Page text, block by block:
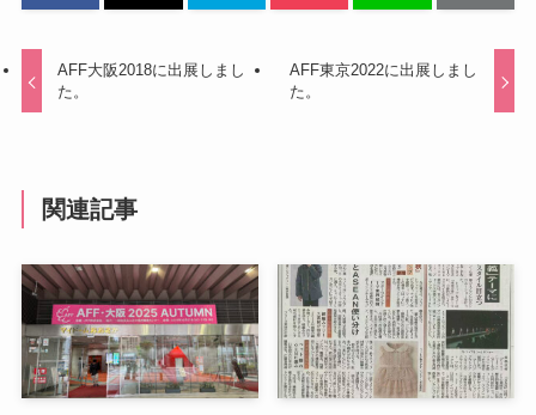
AFF大阪2018に出展しまし
た。
AFF東京2022に出展しまし
た。
関連記事